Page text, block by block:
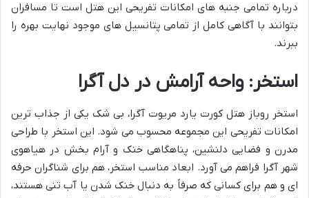
درباره تمامی جنبه های امکانات تفریحی این هتل است تا مسافران
بتوانند با آگاهی کامل از تمامی پتانسیل های موجود نهایت بهره را
ببرند.
استخر: واحه آرامش در دل آگرا
استخر روباز هتل کورت یارد مریوت آگرا، بی شک یکی از جذاب ترین
امکانات تفریحی این مجموعه محسوب می شود. این استخر با طراحی
مدرن و فضایی دلنشین، پناهگاهی خنک و آرام بخش در هیاهوی
شهر آگرا فراهم می آورد. ابعاد مناسب استخر، هم برای شناگران حرفه
ای و هم برای کسانی که صرفاً به دنبال خنک شدن یا آب تنی هستند،